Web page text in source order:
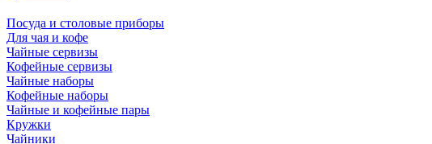
Посуда и столовые приборы
Для чая и кофе
Чайные сервизы
Кофейные сервизы
Чайные наборы
Кофейные наборы
Чайные и кофейные пары
Кружки
Чайники